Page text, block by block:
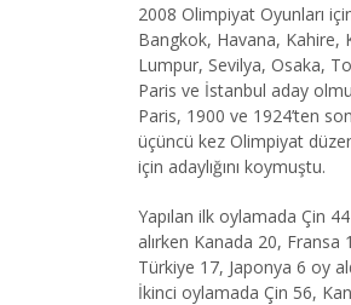
2008 Olimpiyat Oyunları
Bangkok, Havana, Kahire,
Lumpur, Sevilya, Osaka,
Paris ve İstanbul aday
Paris, 1900 ve 1924’ten
üçüncü kez Olimpiyat
için adaylığını koymuştu.
Yapılan ilk oylamada Çin
alırken Kanada 20, Fransa
Türkiye 17, Japonya 6 oy
İkinci oylamada Çin 56,